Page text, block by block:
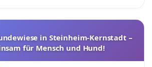
in Steinheim-Kernstadt –
für Mensch und Hund!